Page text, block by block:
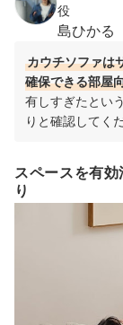
役
島ひかる
カウチソファは
確保できる部屋
有しすぎたとい
りと確認してく
スペースを有
り